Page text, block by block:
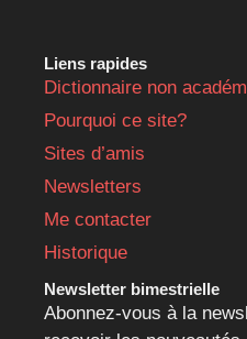
Liens rapides
Dictionnaire non
Pourquoi ce site?
Sites d’amis
Newsletters
Me contacter
Historique
Newsletter bimestrielle
Abonnez-vous à la